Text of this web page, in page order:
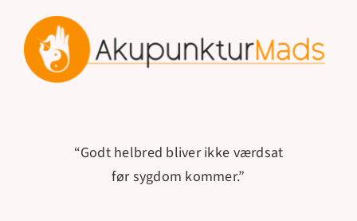
“Godt helbred bliver ikke værdsat
før sygdom kommer.”